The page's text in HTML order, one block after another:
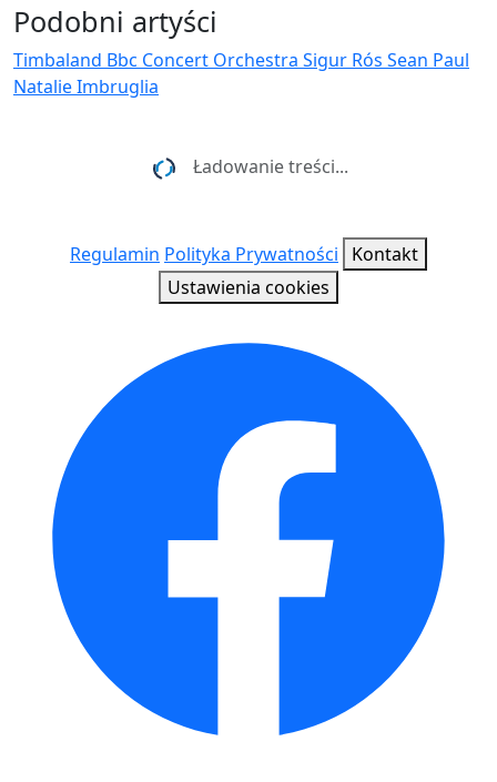
Podobni artyści
Timbaland Bbc Concert Orchestra Sigur Rós Sean Paul
Natalie Imbruglia
Ładowanie treści...
Regulamin Polityka Prywatności
Kontakt
Ustawienia cookies